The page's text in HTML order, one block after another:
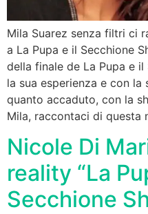
Mila Suarez senza filtri ci
a La Pupa e il Secchione
della finale de La Pupa e
la sua esperienza e con la
quanto accaduto, con la
Mila, raccontaci di questa
Nicole Di
reality “La
Secchione